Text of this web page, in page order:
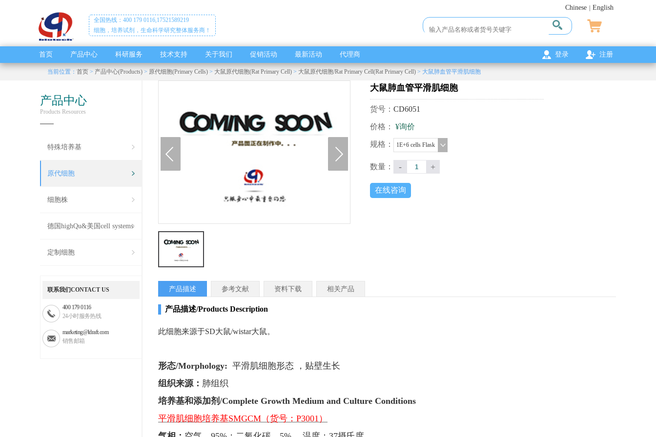
Chinese English
全国热线：400 179 0116,17521589219
细胞，培养试剂，生命科学研究整体服务商！
首页 产品中心 科研服务 技术支持 关于我们 促销活动 最新活动 代理商 登录 注册
当前位置： 首页 > 产品中心(Products) > 原代细胞(Primary Cells) > 大鼠原代细胞(Rat Primary Cell) > 大鼠原代细胞/Rat Primary Cell(Rat Primary Cell) > 大鼠肺血管平滑肌细胞
产品中心
Products Resources
特殊培养基
原代细胞
细胞株
德国highQu&美国cell systems
定制细胞
联系我们CONTACT US
400 179 0116
24小时服务热线
marketing@ldraft.com
销售邮箱
next
大鼠肺血管平滑肌细胞
货号： CD6051
价格： ¥询价
规格： 1E+6 cells Flask
数量： - +
在线咨询
产品描述 参考文献 资料下载 相关产品
产品描述/Products Description
此细胞来源于SD大鼠/wistar大鼠。
形态/Morphology: 平滑肌细胞形态
，贴壁生长
组织来源： 肺组织
培养基和添加剂/Complete Growth Medium and Culture Conditions
平滑肌细胞培养基SMGCM（货号：P3001）